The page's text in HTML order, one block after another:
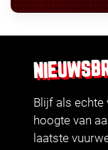
Blijf als echte
hoogte van
laatste